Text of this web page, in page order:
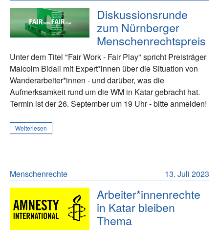
Diskussionsrunde
zum Nürnberger
Menschenrechtspreis
Unter dem Titel "Fair Work - Fair Play" spricht Preisträger
Malcolm Bidali mit Expert*innen über die Situation von
Wanderarbeiter*innen - und darüber, was die
Aufmerksamkeit rund um die WM in Katar gebracht hat.
Termin ist der 26. September um 19 Uhr - bitte anmelden!
Weiterlesen
13. Juli 2023
Menschenrechte
Arbeiter*innenrechte
in Katar bleiben
Thema